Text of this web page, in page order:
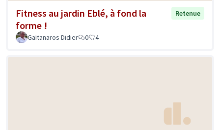
Fitness au jardin Eblé, à fond la
forme !
Retenue
Gaïtanaros Didier 0 4